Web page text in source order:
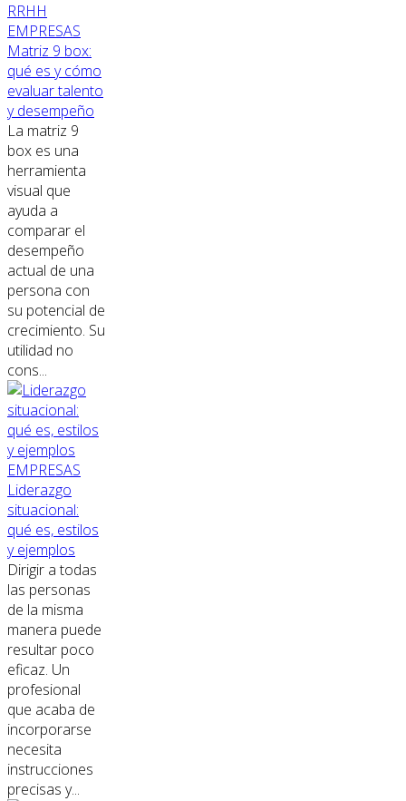
RRHH
EMPRESAS
Matriz 9 box:
qué es y cómo
evaluar talento
y desempeño
La matriz 9
box es una
herramienta
visual que
ayuda a
comparar el
desempeño
actual de una
persona con
su potencial de
crecimiento. Su
utilidad no
cons...
EMPRESAS
Liderazgo
situacional:
qué es, estilos
y ejemplos
Dirigir a todas
las personas
de la misma
manera puede
resultar poco
eficaz. Un
profesional
que acaba de
incorporarse
necesita
instrucciones
precisas y...